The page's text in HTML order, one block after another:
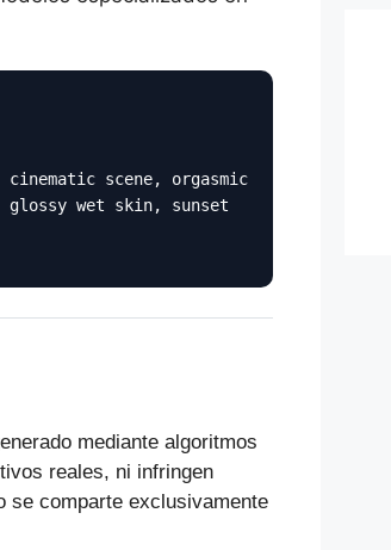
scene, orgasmic
glossy wet skin, sunset
mediante algoritmos
reales, ni infringen
se comparte exclusivamente